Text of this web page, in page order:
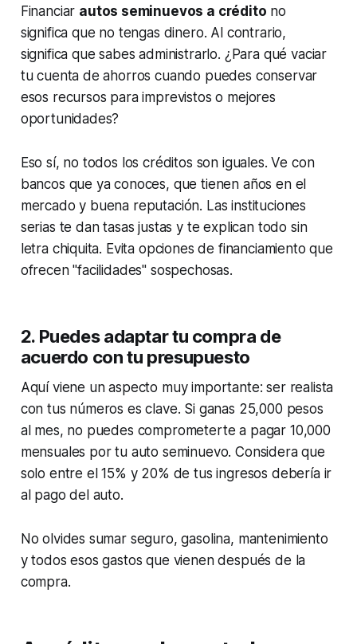
Financiar autos seminuevos a crédito no
significa que no tengas dinero. Al contrario,
significa que sabes administrarlo. ¿Para qué vaciar
tu cuenta de ahorros cuando puedes conservar
esos recursos para imprevistos o mejores
oportunidades?
Eso sí, no todos los créditos son iguales. Ve con
bancos que ya conoces, que tienen años en el
mercado y buena reputación. Las instituciones
serias te dan tasas justas y te explican todo sin
letra chiquita. Evita opciones de financiamiento que
ofrecen "facilidades" sospechosas.
2. Puedes adaptar tu compra de
acuerdo con tu presupuesto
Aquí viene un aspecto muy importante: ser realista
con tus números es clave. Si ganas 25,000 pesos
al mes, no puedes comprometerte a pagar 10,000
mensuales por tu auto seminuevo. Considera que
solo entre el 15% y 20% de tus ingresos debería ir
al pago del auto.
No olvides sumar seguro, gasolina, mantenimiento
y todos esos gastos que vienen después de la
compra.